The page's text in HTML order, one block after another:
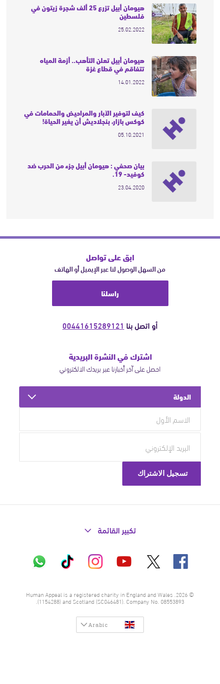
هيومان أبيل تزرع 25 ألف شجرة زيتون في
فلسطين
25.02.2022
هيومان أبيل تعلن التأهب.. أزمة المياه
تتفاقم في قطاع غزة
14.01.2022
كيف لتوفير الآبار والمراحيض والحمامات في
كوكس بازار، بنجلاديش أن يغير الحياة!
05.10.2021
بيان صحفي : هيومان أبيل جزء من الحرب ضد
كوفيد- 19.
23.04.2020
ابق على تواصل
من السهل الوصول لنا عبر الإيميل أو الهاتف
راسلنا
أو اتصل بنا 00441615289121
اشترك في النشرة البريدية
احصل على آخر أخبارنا عبر بريدك الالكتروني
الدولة
تكبير القائمة
فيسبوك يوتيوب إنستاغرام تيك
توك
واتساب
© 2026. Human Appeal is a registered charity in England and Wales
(1154288) and Scotland (SC046481). Company No. 08553893.
Arabic